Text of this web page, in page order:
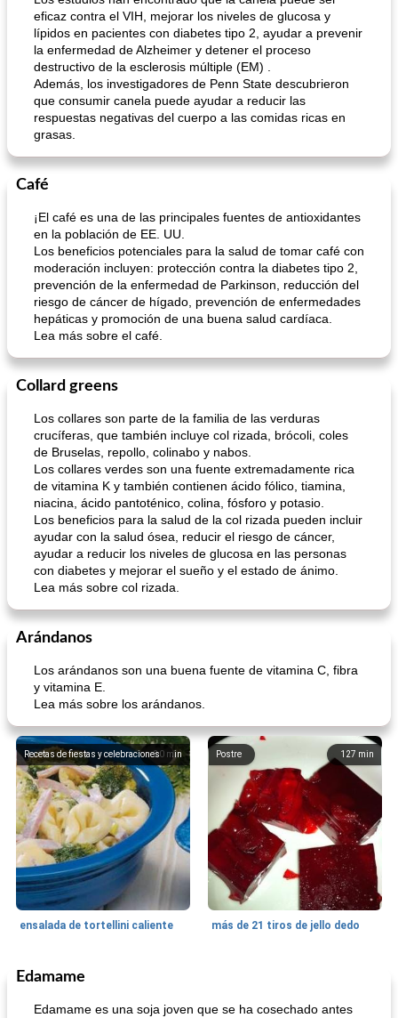
eficaz contra el VIH, mejorar los niveles de glucosa y
lípidos en pacientes con diabetes tipo 2, ayudar a prevenir
la enfermedad de Alzheimer y detener el proceso
destructivo de la esclerosis múltiple (EM) .
Además, los investigadores de Penn State descubrieron
que consumir canela puede ayudar a reducir las
respuestas negativas del cuerpo a las comidas ricas en
grasas.
Café
¡El café es una de las principales fuentes de antioxidantes
en la población de EE. UU.
Los beneficios potenciales para la salud de tomar café con
moderación incluyen: protección contra la diabetes tipo 2,
prevención de la enfermedad de Parkinson, reducción del
riesgo de cáncer de hígado, prevención de enfermedades
hepáticas y promoción de una buena salud cardíaca.
Lea más sobre el café.
Collard greens
Los collares son parte de la familia de las verduras
crucíferas, que también incluye col rizada, brócoli, coles
de Bruselas, repollo, colinabo y nabos.
Los collares verdes son una fuente extremadamente rica
de vitamina K y también contienen ácido fólico, tiamina,
niacina, ácido pantoténico, colina, fósforo y potasio.
Los beneficios para la salud de la col rizada pueden incluir
ayudar con la salud ósea, reducir el riesgo de cáncer,
ayudar a reducir los niveles de glucosa en las personas
con diabetes y mejorar el sueño y el estado de ánimo.
Lea más sobre col rizada.
Arándanos
Los arándanos son una buena fuente de vitamina C, fibra
y vitamina E.
Lea más sobre los arándanos.
30 min
Recetas de fiestas y celebraciones
ensalada de tortellini caliente
127 min
Postre
más de 21 tiros de jello dedo
Tarta
Edamame
Edamame es una soja joven que se ha cosechado antes